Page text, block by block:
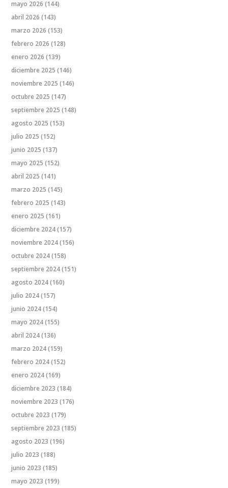
mayo 2026 (144)
abril 2026 (143)
marzo 2026 (153)
febrero 2026 (128)
enero 2026 (139)
diciembre 2025 (146)
noviembre 2025 (146)
octubre 2025 (147)
septiembre 2025 (148)
agosto 2025 (153)
julio 2025 (152)
junio 2025 (137)
mayo 2025 (152)
abril 2025 (141)
marzo 2025 (145)
febrero 2025 (143)
enero 2025 (161)
diciembre 2024(157)
noviembre 2024(156)
octubre 2024(158)
septiembre 2024(151)
agosto 2024(160)
julio 2024(157)
junio 2024(154)
mayo 2024(155)
abril 2024(136)
marzo 2024(159)
febrero 2024(152)
enero 2024(169)
diciembre 2023 (184)
noviembre 2023 (176)
octubre 2023 (179)
septiembre 2023 (185)
agosto 2023 (196)
julio 2023 (188)
junio 2023 (185)
mayo 2023 (199)